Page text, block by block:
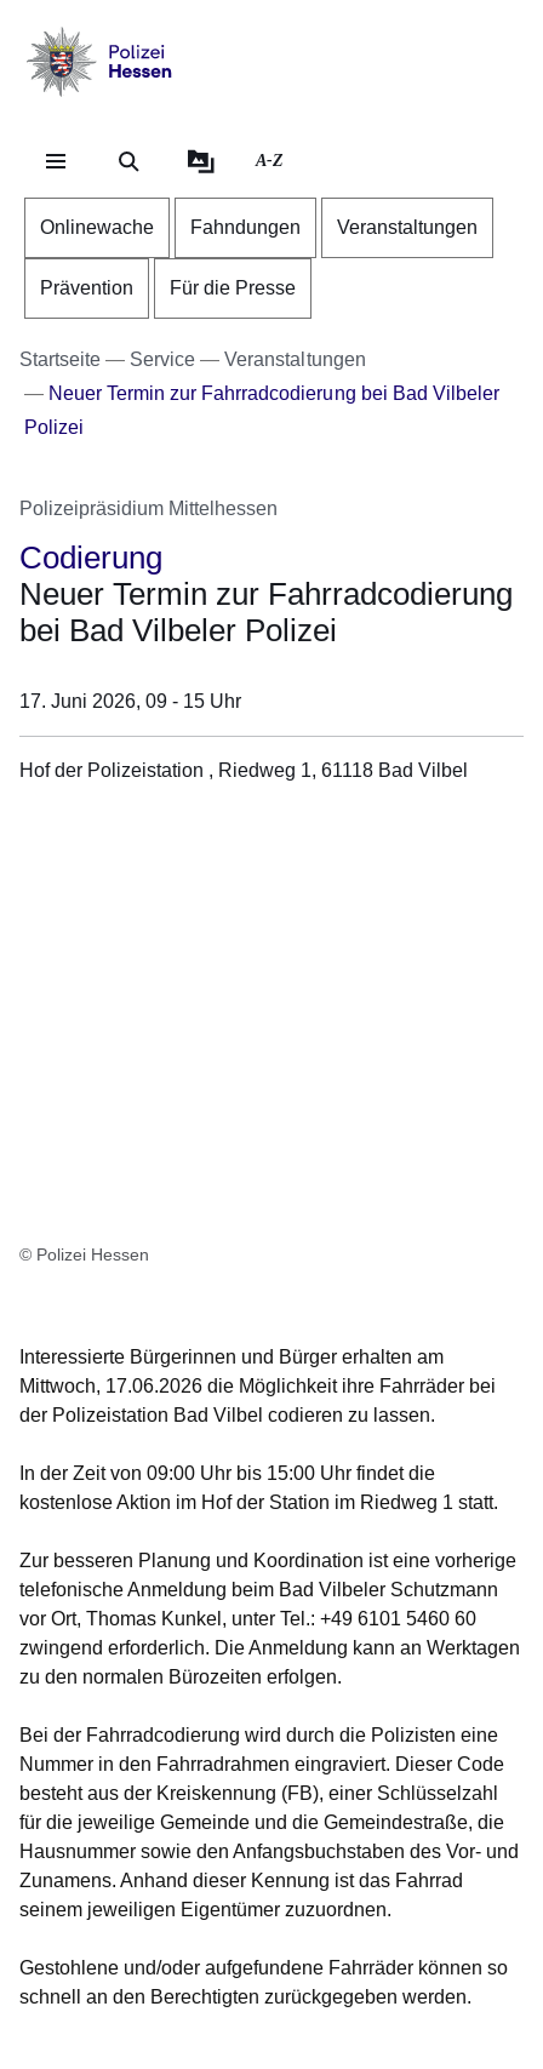
Hessen
A-Z
Onlinewache Fahndungen Veranstaltungen
Prävention Für die Presse
Startseite Service
Veranstaltungen
Neuer Termin zur Fahrradcodierung bei Bad Vilbeler
Polizei
Polizeipräsidium Mittelhessen
Codierung
Neuer Termin zur Fahrradcodierung
bei Bad Vilbeler Polizei
17. Juni 2026, 09 - 15 Uhr
Hof der Polizeistation , Riedweg 1, 61118 Bad Vilbel
© Polizei Hessen
Interessierte Bürgerinnen und Bürger erhalten am
Mittwoch, 17.06.2026 die Möglichkeit ihre Fahrräder bei
der Polizeistation Bad Vilbel codieren zu lassen.
In der Zeit von 09:00 Uhr bis 15:00 Uhr findet die
kostenlose Aktion im Hof der Station im Riedweg 1 statt.
Zur besseren Planung und Koordination ist eine vorherige
telefonische Anmeldung beim Bad Vilbeler Schutzmann
vor Ort, Thomas Kunkel, unter Tel.: +49 6101 5460 60
zwingend erforderlich. Die Anmeldung kann an Werktagen
zu den normalen Bürozeiten erfolgen.
Bei der Fahrradcodierung wird durch die Polizisten eine
Nummer in den Fahrradrahmen eingraviert. Dieser Code
besteht aus der Kreiskennung (FB), einer Schlüsselzahl
für die jeweilige Gemeinde und die Gemeindestraße, die
Hausnummer sowie den Anfangsbuchstaben des Vor- und
Zunamens. Anhand dieser Kennung ist das Fahrrad
seinem jeweiligen Eigentümer zuzuordnen.
Gestohlene und/oder aufgefundene Fahrräder können so
schnell an den Berechtigten zurückgegeben werden.